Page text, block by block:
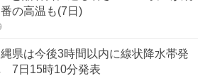
の高温も(7日)
縄県は今後3時間以内に線状降水帯発
7日15時10分発表